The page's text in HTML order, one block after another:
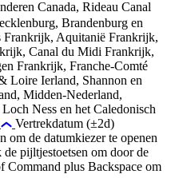
Canada, Rideau Canal
Brandenburg en
Frankrijk, Aquitanië Frankrijk,
Canal du Midi Frankrijk,
Frankrijk, Franche-Comté
Loire Ierland, Shannon en
Midden-Nederland,
Ness en het Caledonisch
Vertrekdatum (±2d)
om de datumkiezer te openen
pijltjestoetsen om door de
Command plus Backspace om